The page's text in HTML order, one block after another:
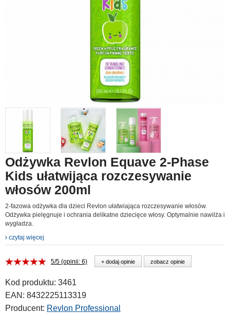
Odżywka Revlon Equave 2-Phase
Kids ułatwijąca rozczesywanie
włosów 200ml
2-fazowa odżywka dla dzieci Revlon ułatwiająca rozczesywanie włosów.
Odżywka pielęgnuje i ochrania delikatne dziecięce włosy. Optymalnie nawilża i
wygładza.
czytaj więcej
5/5 (opinii: 6) + dodaj opinie zobacz opinie
Kod produktu: 3461
EAN: 8432225113319
Producent: Revlon Professional